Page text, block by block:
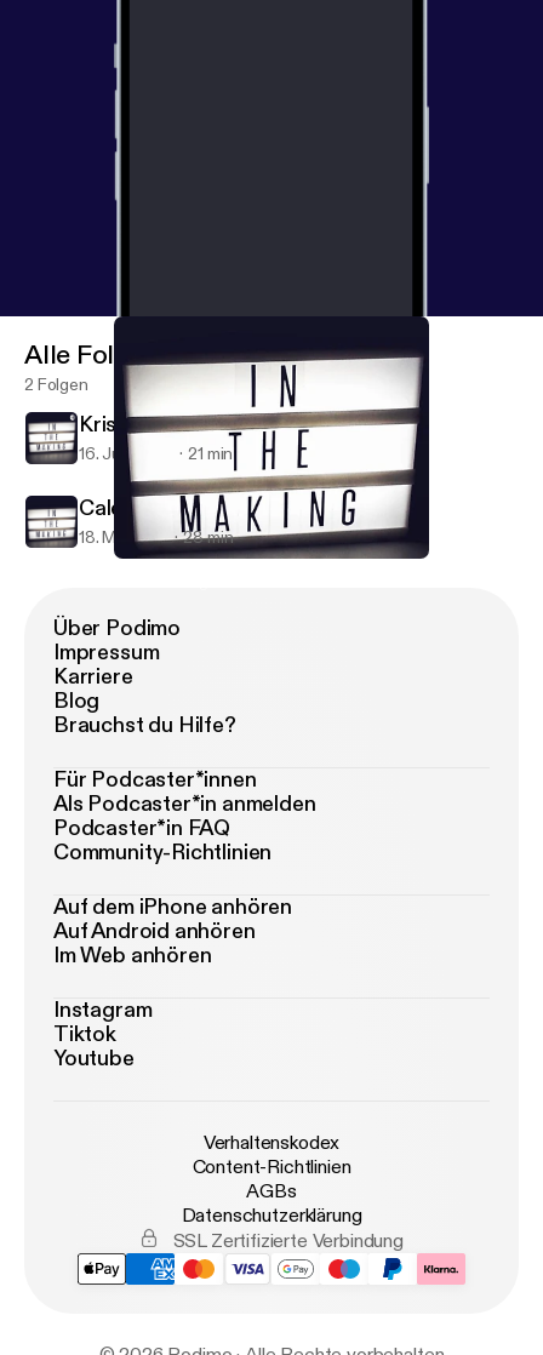
Alle Folgen
2 Folgen
Kristen Jasper
16. Juni 2018 21 min
Caleb Roberts
18. Mai 2018 28 min
Über Podimo
Impressum
Karriere
Blog
Brauchst du Hilfe?
Für Podcaster*innen
Als Podcaster*in anmelden
Podcaster*in FAQ
Community-Richtlinien
Auf dem iPhone anhören
Auf Android anhören
Im Web anhören
Instagram
Tiktok
Youtube
Verhaltenskodex
Content-Richtlinien
AGBs
Datenschutzerklärung
SSL Zertifizierte Verbindung